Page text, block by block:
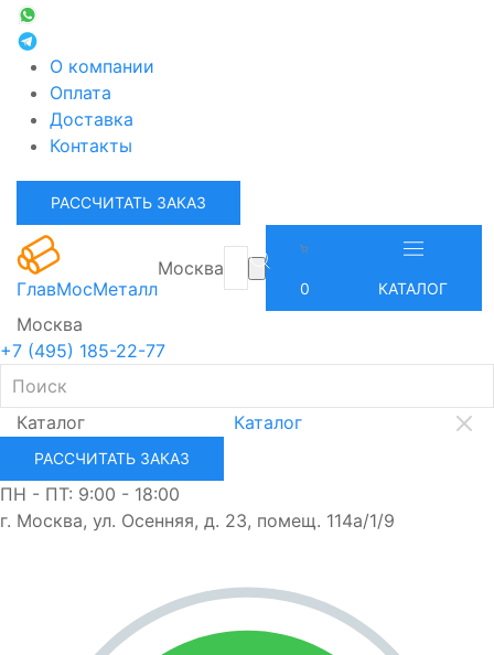
О компании
Оплата
Доставка
Контакты
РАССЧИТАТЬ ЗАКАЗ
ГлавМосМеталл
Москва
0 КАТАЛОГ
Москва
+7 (495) 185-22-77
Каталог Каталог
РАССЧИТАТЬ ЗАКАЗ
ПН - ПТ: 9:00 - 18:00
г. Москва, ул. Осенняя, д. 23, помещ. 114а/1/9